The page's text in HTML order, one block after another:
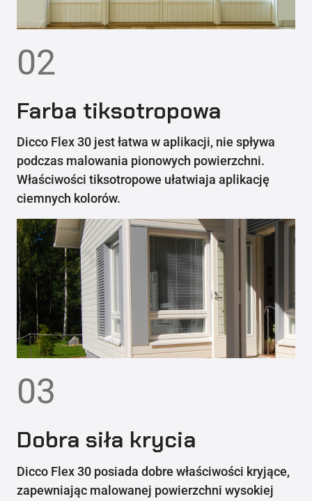
02
Farba tiksotropowa
Dicco Flex 30 jest łatwa w aplikacji, nie spływa
podczas malowania pionowych powierzchni.
Właściwości tiksotropowe ułatwiaja aplikację
ciemnych kolorów.
03
Dobra siła krycia
Dicco Flex 30 posiada dobre właściwości kryjące,
zapewniając malowanej powierzchni wysokiej